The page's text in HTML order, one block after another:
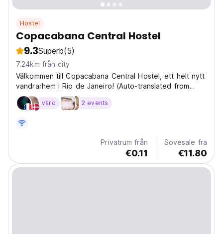
Hostel
Copacabana Central Hostel
9.3Superb(5)
7.24km från city
Välkommen till Copacabana Central Hostel, ett helt nytt
vandrarhem i Rio de Janeiro! (Auto-translated from
original language)
värd 2 events
Privatrum från
€0.11
Sovesale fra
€11.80